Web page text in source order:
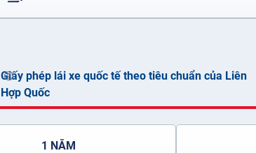
Giấy phép lái xe quốc tế theo tiêu chuẩn của Liên
Hợp Quốc
1 NĂM